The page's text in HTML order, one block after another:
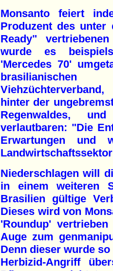
Monsanto feiert
Produzent des unter
Ready"
wurde es
'Mercedes 70'
hinter der
Regenwaldes,
verlautbaren: "Die
Erwartungen
Niederschlagen will
in einem weiteren
Brasilien gültige
Dieses wird von
'Roundup'
Auge zum
Denn dieser wurde
Herbizid-Angriff